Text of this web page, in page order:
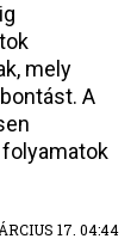
mely
A
17. 04:44